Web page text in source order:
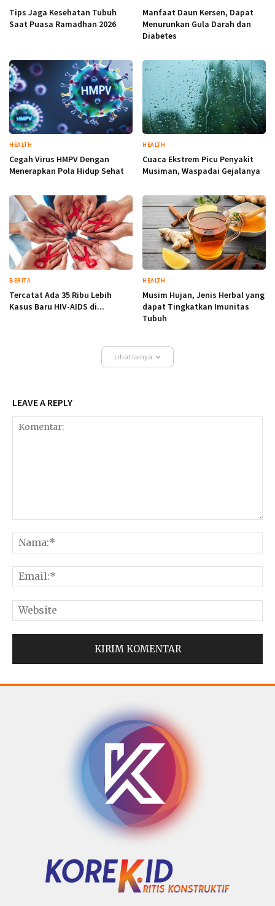
Tips Jaga Kesehatan Tubuh
Saat Puasa Ramadhan 2026
Manfaat Daun Kersen, Dapat
Menurunkan Gula Darah dan
Diabetes
HEALTH
Cegah Virus HMPV Dengan
Menerapkan Pola Hidup Sehat
HEALTH
Cuaca Ekstrem Picu Penyakit
Musiman, Waspadai Gejalanya
BERITA
Tercatat Ada 35 Ribu Lebih
Kasus Baru HIV-AIDS di...
HEALTH
Musim Hujan, Jenis Herbal yang
dapat Tingkatkan Imunitas
Tubuh
Lihat lainya
LEAVE A REPLY